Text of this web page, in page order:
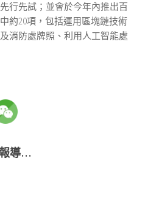
行先試；並會於今年內推出百
約20項，包括運用區塊鏈技術
消防處牌照、利用人工智能處
導…